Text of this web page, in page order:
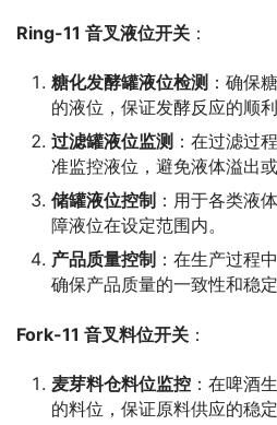
Ring-11 音叉液位开关 ：
糖化发酵罐液位检测 ：确保
的液位，保证发酵反应的顺利
过滤罐液位监测 ：在过滤过
准监控液位，避免液体溢出或
储罐液位控制 ：用于各类液
障液位在设定范围内。
产品质量控制 ：在生产过程
确保产品质量的一致性和稳定
Fork-11 音叉料位开关 ：
麦芽料仓料位监控 ：在啤酒
的料位，保证原料供应的稳定